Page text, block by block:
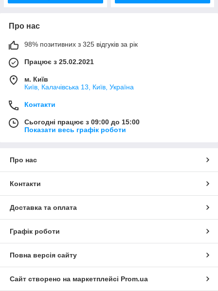
Про нас
98% позитивних з 325 відгуків за рік
Працює з 25.02.2021
м. Київ
Київ, Калачівська 13, Київ, Україна
Контакти
Сьогодні працює з 09:00 до 15:00
Показати весь графік роботи
Про нас
Контакти
Доставка та оплата
Графік роботи
Повна версія сайту
Сайт створено на маркетплейсі Prom.ua